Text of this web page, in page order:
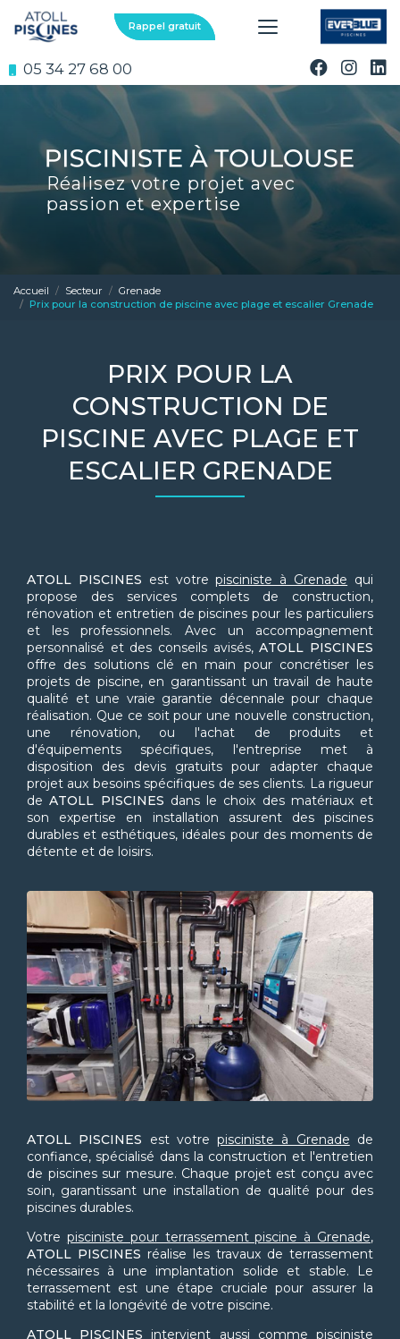
au
contenu
05 34 27 68 00
Rappel gratuit
Réalisez votre projet avec
passion et expertise
Accueil Secteur
Grenade
Prix pour la construction de piscine avec plage et escalier Grenade
PRIX POUR LA
CONSTRUCTION DE
PISCINE AVEC PLAGE ET
ESCALIER GRENADE
ATOLL PISCINES est votrepisciniste à Grenade qui
propose des services complets de construction,
rénovation et entretien de piscines pour les particuliers
et les professionnels. Avec un accompagnement
personnalisé et des conseils avisés,ATOLL PISCINES
offre des solutions clé en main pour concrétiser les
projets de piscine, en garantissant un travail de haute
qualité et une vraie garantie décennale pour chaque
réalisation. Que ce soit pour une nouvelle construction,
une rénovation, ou l'achat de produits et
d'équipements spécifiques, l'entreprise met à
disposition des devis gratuits pour adapter chaque
projet aux besoins spécifiques de ses clients. La rigueur
deATOLL PISCINES dans le choix des matériaux et
son expertise en installation assurent des piscines
durables et esthétiques, idéales pour des moments de
détente et de loisirs.
ATOLL PISCINES est votrepisciniste à Grenade de
confiance, spécialisé dans la construction et l'entretien
de piscines sur mesure. Chaque projet est conçu avec
soin, garantissant une installation de qualité pour des
piscines durables.
Votre pisciniste pour terrassement piscine à Grenade,
ATOLL PISCINES réalise les travaux de terrassement
nécessaires à une implantation solide et stable. Le
terrassement est une étape cruciale pour assurer la
stabilité et la longévité de votre piscine.
ATOLL PISCINES intervient aussi commepisciniste